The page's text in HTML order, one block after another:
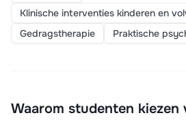
Klinische interventies kinderen en
Gedragstherapie
Praktische
Waarom studenten kiezen